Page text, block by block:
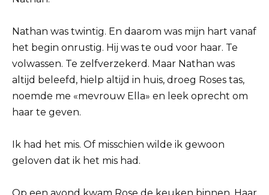
Nathan was twintig. En daarom was mijn hart vanaf
het begin onrustig. Hij was te oud voor haar. Te
volwassen. Te zelfverzekerd. Maar Nathan was
altijd beleefd, hielp altijd in huis, droeg Roses tas,
noemde me «mevrouw Ella» en leek oprecht om
haar te geven.
Ik had het mis. Of misschien wilde ik gewoon
geloven dat ik het mis had.